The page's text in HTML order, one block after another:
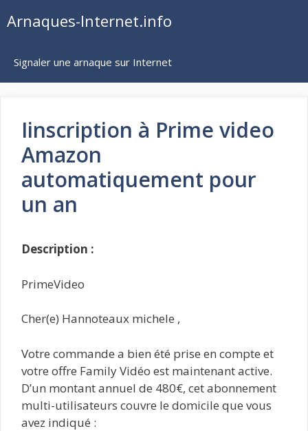
auArnaques-Internet.info
Signaler une arnaque sur Internet
Iinscription à Prime video
Amazon
automatiquement pour
un an
Description :
PrimeVideo
Cher(e) Hannoteaux michele ,
Votre commande a bien été prise en compte et
votre offre Family Vidéo est maintenant active.
D’un montant annuel de 480€, cet abonnement
multi-utilisateurs couvre le domicile que vous
avez indiqué :